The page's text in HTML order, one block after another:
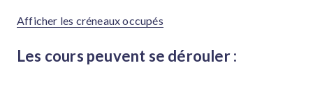
Afficher les créneaux occupés
Les cours peuvent se dérouler :